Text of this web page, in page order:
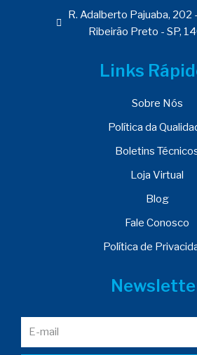
R. Adalberto Pajuaba, 202
Ribeirão Preto - SP,
Links
Sobre Nós
Política da
Boletins
Loja Virtual
Blog
Fale Conosco
Política de